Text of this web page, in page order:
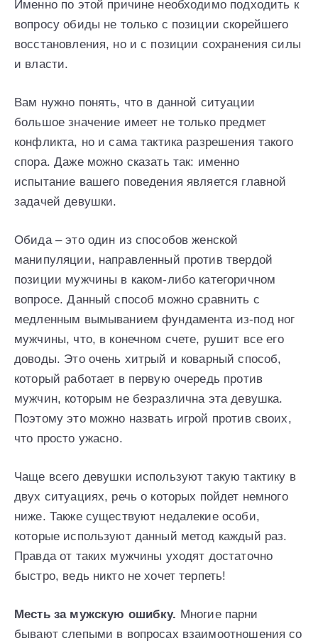
Именно по этой причине необходимо подходить к
вопросу обиды не только с позиции скорейшего
восстановления, но и с позиции сохранения силы
и власти.
Вам нужно понять, что в данной ситуации
большое значение имеет не только предмет
конфликта, но и сама тактика разрешения такого
спора. Даже можно сказать так: именно
испытание вашего поведения является главной
задачей девушки.
Обида – это один из способов женской
манипуляции, направленный против твердой
позиции мужчины в каком-либо категоричном
вопросе. Данный способ можно сравнить с
медленным вымыванием фундамента из-под ног
мужчины, что, в конечном счете, рушит все его
доводы. Это очень хитрый и коварный способ,
который работает в первую очередь против
мужчин, которым не безразлична эта девушка.
Поэтому это можно назвать игрой против своих,
что просто ужасно.
Чаще всего девушки используют такую тактику в
двух ситуациях, речь о которых пойдет немного
ниже. Также существуют недалекие особи,
которые используют данный метод каждый раз.
Правда от таких мужчины уходят достаточно
быстро, ведь никто не хочет терпеть!
Месть за мужскую ошибку. Многие парни
бывают слепыми в вопросах взаимоотношения со